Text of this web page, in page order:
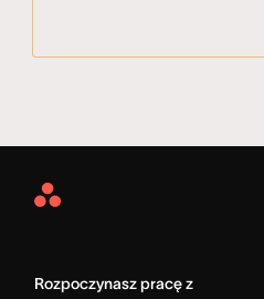
Asana
Rozpoczynasz pracę z